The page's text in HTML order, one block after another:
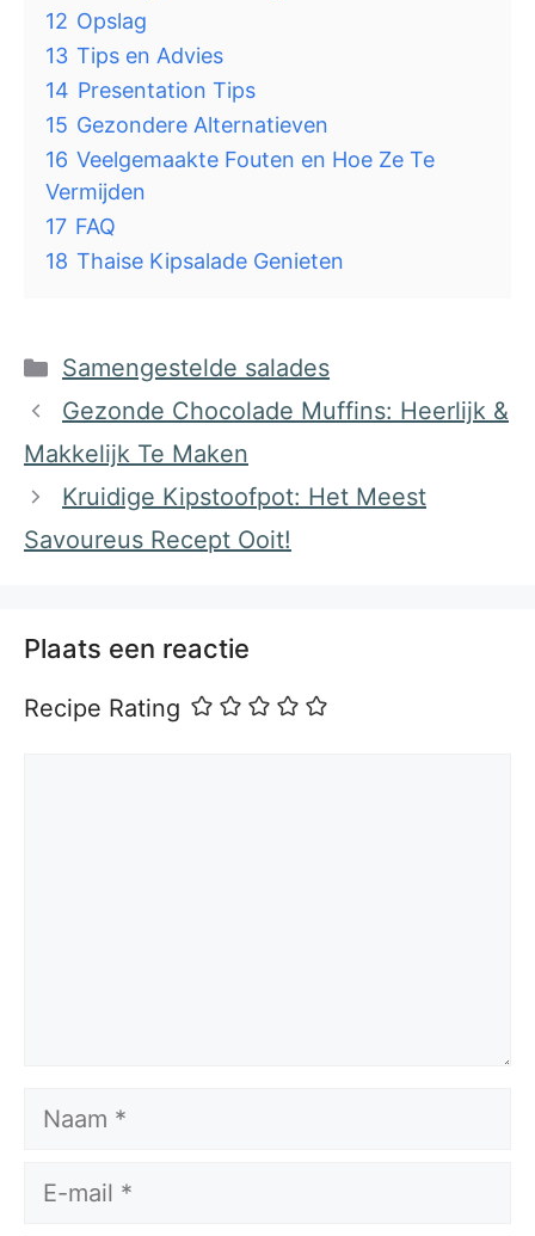
12 Opslag
13 Tips en Advies
14 Presentation Tips
15 Gezondere Alternatieven
16 Veelgemaakte Fouten en Hoe Ze Te
Vermijden
17 FAQ
18 Thaise Kipsalade Genieten
Categorieën
Samengestelde salades
Gezonde Chocolade Muffins: Heerlijk &
Makkelijk Te Maken
Kruidige Kipstoofpot: Het Meest
Savoureus Recept Ooit!
Plaats een reactie
Recipe Rating
Naam
E-